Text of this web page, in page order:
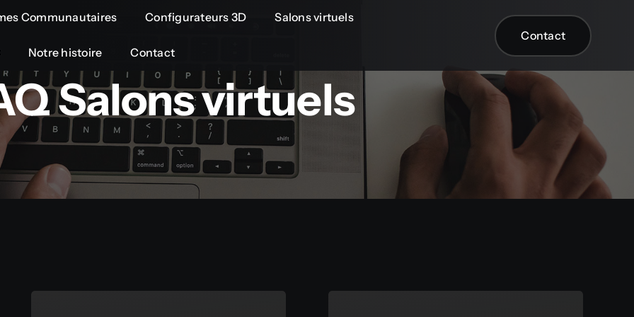
Communautaires Configurateurs 3D Salons virtuels
Notre histoire Contact
Contact
Salons virtuels